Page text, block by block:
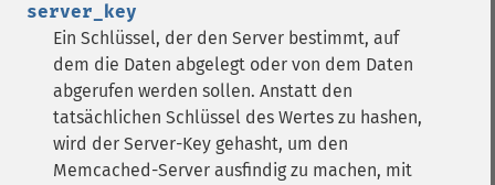
server_key
Ein Schlüssel, der den Server bestimmt, auf
dem die Daten abgelegt oder von dem Daten
abgerufen werden sollen. Anstatt den
tatsächlichen Schlüssel des Wertes zu hashen,
wird der Server-Key gehasht, um den
Memcached-Server ausfindig zu machen, mit